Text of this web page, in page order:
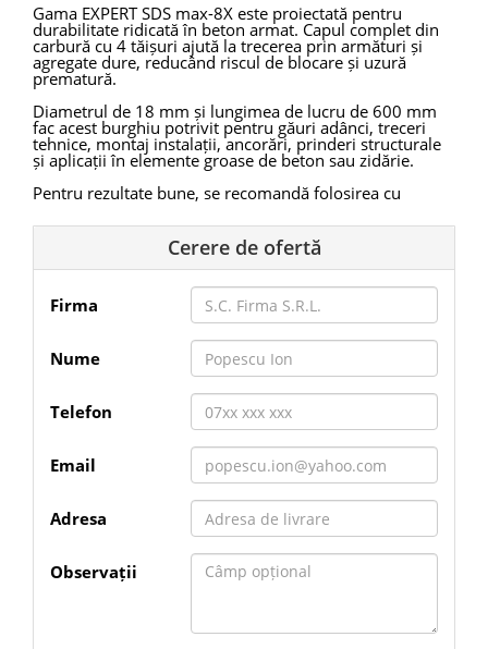
Gama EXPERT SDS max-8X este proiectată pentru
durabilitate ridicată în beton armat. Capul complet din
carbură cu 4 tăișuri ajută la trecerea prin armături și
agregate dure, reducând riscul de blocare și uzură
prematură.
Diametrul de 18 mm și lungimea de lucru de 600 mm
fac acest burghiu potrivit pentru găuri adânci, treceri
tehnice, montaj instalații, ancorări, prinderi structurale
și aplicații în elemente groase de beton sau zidărie.
Pentru rezultate bune, se recomandă folosirea cu
percuție. În găuri adânci, burghiul trebuie retras periodic
pentru evacuarea prafului.
Caracteristici tehnice:
Brand: Bosch Professional
Cod produs: 2608900223
Gamă: EXPERT SDS max-8X
Tip produs: burghiu beton armat lung
Diametru: 18 mm
Lungime de lucru: 600 mm
Lungime totală: 740 mm
Prindere: SDS max
Cap: complet din carbură, 4 tăișuri
Materiale recomandate: beton armat, beton,
zidărie, piatră, materiale minerale
Mod de lucru: cu percuție
Cantitate: 1 bucată
Cerere de ofertă
Firma
Nume
Telefon
Email
Adresa
Observații